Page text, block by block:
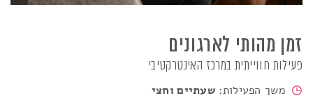
זמן מהותי לארגונים
פעילות חווייתית במרכז האינטרקטיבי
משך הפעילות: שעתיים וחצי